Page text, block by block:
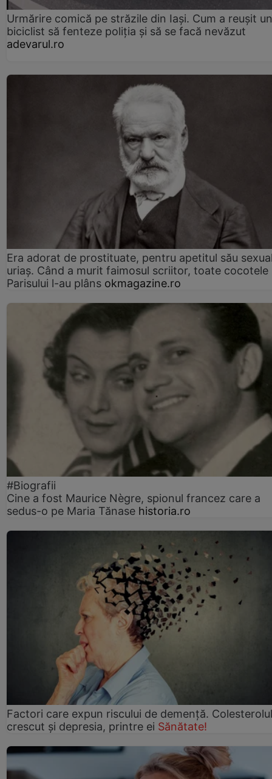
Urmărire comică pe străzile din Iași. Cum a reușit un
biciclist să fenteze poliția și să se facă nevăzut
adevarul.ro
Era adorat de prostituate, pentru apetitul său
uriaș. Când a murit faimosul scriitor, toate cocotele
Parisului l-au plâns okmagazine.ro
#Biografii
Cine a fost Maurice Nègre, spionul francez care a
sedus-o pe Maria Tănase historia.ro
Factori care expun riscului de demență. Colesterolul
crescut şi depresia, printre ei Sănătate!